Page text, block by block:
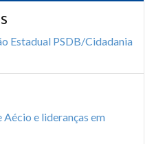
Estadual PSDB/Cidadania
Aécio e lideranças em